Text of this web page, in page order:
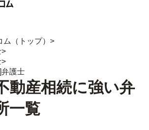
（トップ） >
>
>
弁護士
動産相続に強い弁
一覧